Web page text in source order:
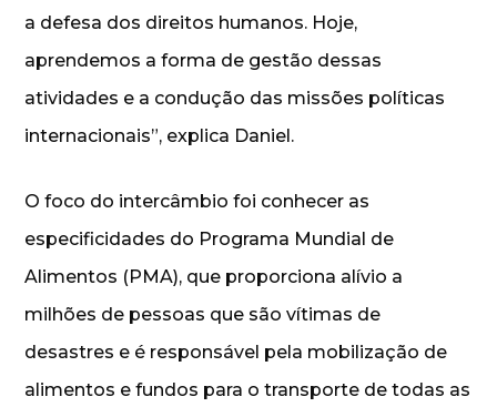
a defesa dos direitos humanos. Hoje,
aprendemos a forma de gestão dessas
atividades e a condução das missões políticas
internacionais”, explica Daniel.
O foco do intercâmbio foi conhecer as
especificidades do Programa Mundial de
Alimentos (PMA), que proporciona alívio a
milhões de pessoas que são vítimas de
desastres e é responsável pela mobilização de
alimentos e fundos para o transporte de todas as